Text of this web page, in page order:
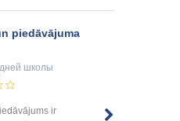
piedāvājuma
школы
ir